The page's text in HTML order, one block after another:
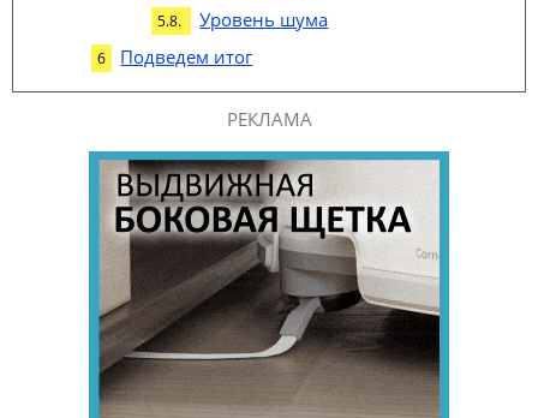
Уровень шума
Подведем итог
РЕКЛАМА